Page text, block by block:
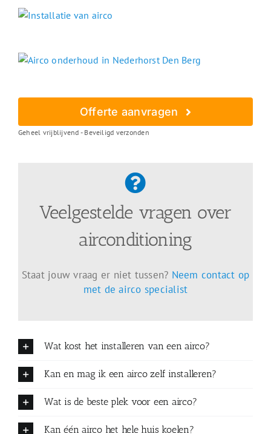
Offerte aanvragen
Geheel vrijblijvend - Beveiligd verzonden
Veelgestelde vragen over
airconditioning
Staat jouw vraag er niet tussen? Neem contact op
met de airco specialist
Wat kost het installeren van een airco?
Kan en mag ik een airco zelf installeren?
Wat is de beste plek voor een airco?
Kan één airco het hele huis koelen?